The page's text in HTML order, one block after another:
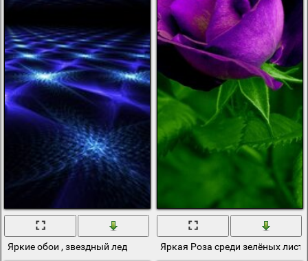
Яркие обои , звездный лед Яркая Роза среди зелёных